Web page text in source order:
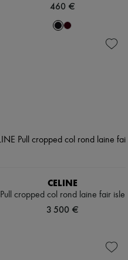
460 €
CELINE
Pull cropped col rond laine fair isle
3 500 €